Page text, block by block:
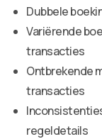
Dubbele
Variërende
transacties
Ontbrekende
transacties
regeldetails